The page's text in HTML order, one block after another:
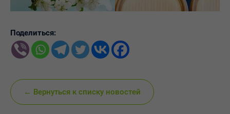
Поделиться:
← Вернуться к списку новостей